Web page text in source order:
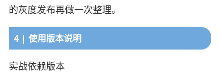
的灰度发布再做一次整理。
4 | 使用版本说明
实战依赖版本